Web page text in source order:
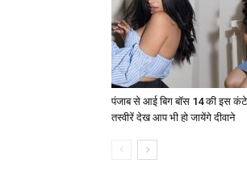
पंजाब से आई बिग बॉस 14 की इस
तस्वीरें देख आप भी हो जायेंगे दीवाने